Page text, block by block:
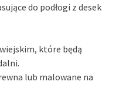
do podłogi z desek
które będą
lub malowane na